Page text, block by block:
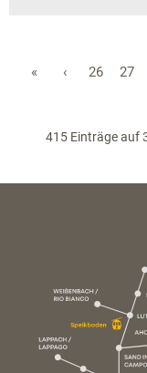
« ‹ 26 27
415 Einträge auf